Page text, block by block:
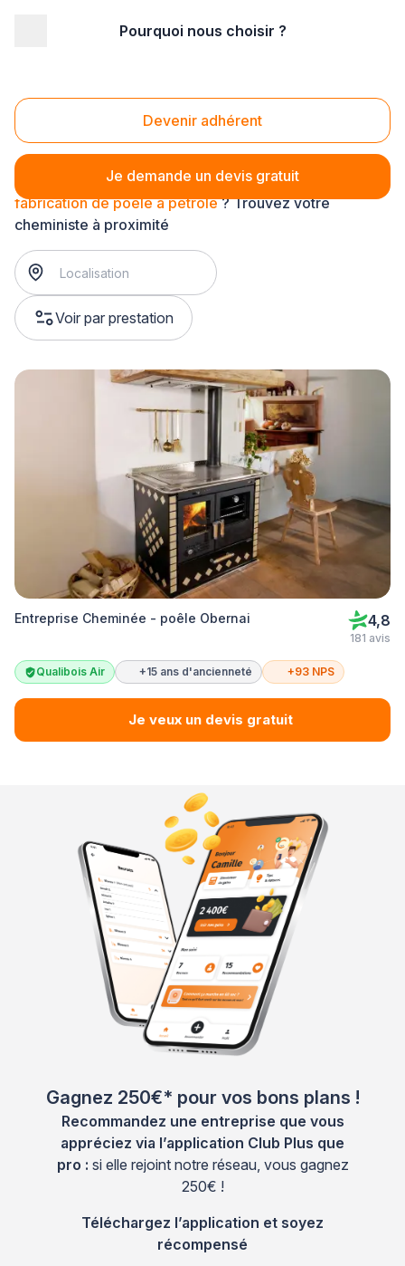
Pourquoi nous choisir ?
Devenir adhérent
Je demande un devis gratuit
Fabrication de poêle à pétrole
fabrication de poêle à pétrole? Trouvez votre
cheministe à proximité
Voir par prestation
Entreprise Cheminée - poêle Obernai 4,8
181 avis
Qualibois Air +15 ans d'ancienneté +93 NPS
Je veux un devis gratuit
Gagnez 250€* pour vos bons plans !
Recommandez une entreprise que vous
appréciez via l’application Club Plus que
pro : si elle rejoint notre réseau, vous gagnez
250€ !
Téléchargez l’application et soyez
récompensé